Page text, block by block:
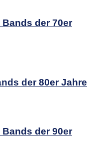
der 70er
der 80er Jahre
der 90er